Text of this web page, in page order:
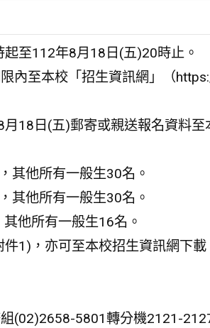
至112年8月18日(五)20時止。
內至本校「招生資訊網」（
18日(五)郵寄或親送報名資料至
其他所有一般生30名。
其他所有一般生30名。
他所有一般生16名。
1)，亦可至本校招生資訊網下
(02)2658-5801轉分機2121-